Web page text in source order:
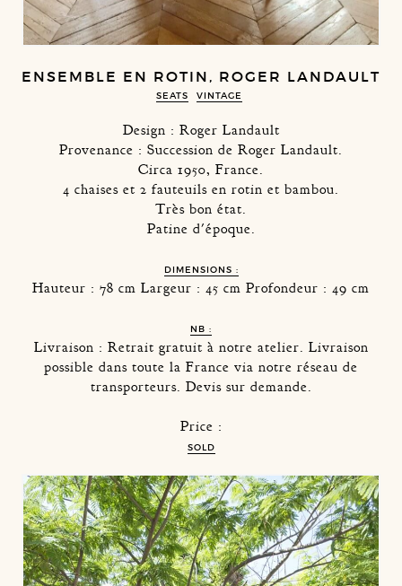
ENSEMBLE EN ROTIN, ROGER LANDAULT
SEATS VINTAGE
Design : Roger Landault
Provenance : Succession de Roger Landault.
Circa 1950, France.
4 chaises et 2 fauteuils en rotin et bambou.
Très bon état.
Patine d'époque.
DIMENSIONS :
Hauteur : 78 cm Largeur : 45 cm Profondeur : 49 cm
NB :
Livraison : Retrait gratuit à notre atelier. Livraison
possible dans toute la France via notre réseau de
transporteurs. Devis sur demande.
Price :
SOLD